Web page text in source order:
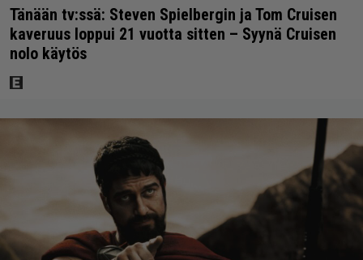
Tänään tv:ssä: Steven Spielbergin ja Tom Cruisen
kaveruus loppui 21 vuotta sitten – Syynä Cruisen
nolo käytös